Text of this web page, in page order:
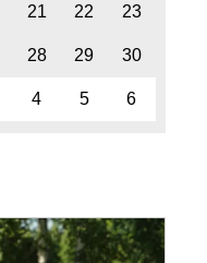
21 22 23
28 29 30
4 5 6